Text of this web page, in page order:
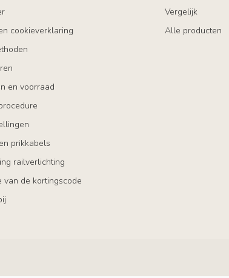
cookieverklaring
en voorraad
prikkabels
railverlichting
van de kortingscode
Vergelijk
Alle producten